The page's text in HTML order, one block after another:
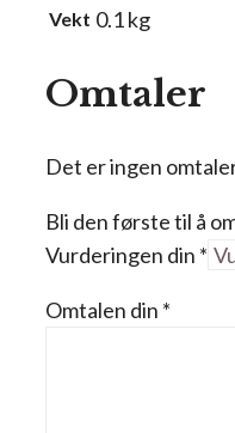
Vekt 0.1 kg
Omtaler
Det er ingen
Bli den første til å
Vurderingen din *
Omtalen din *